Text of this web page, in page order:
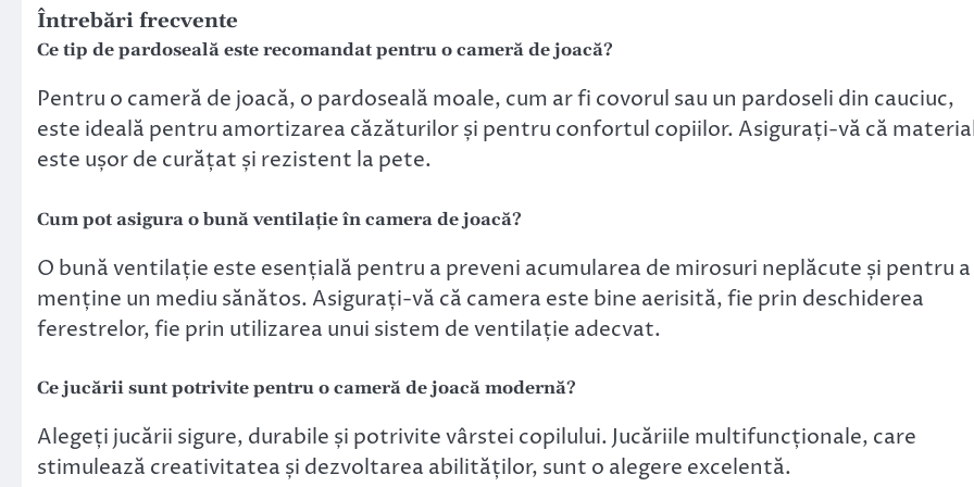
Întrebări frecvente
Ce tip de pardoseală este recomandat pentru o cameră de joacă?
Pentru o cameră de joacă, o pardoseală moale, cum ar fi covorul sau un pardoseli din cauciuc,
este ideală pentru amortizarea căzăturilor și pentru confortul copiilor. Asigurați-vă că
este ușor de curățat și rezistent la pete.
Cum pot asigura o bună ventilație în camera de joacă?
O bună ventilație este esențială pentru a preveni acumularea de mirosuri neplăcute și pentru a
menține un mediu sănătos. Asigurați-vă că camera este bine aerisită, fie prin deschiderea
ferestrelor, fie prin utilizarea unui sistem de ventilație adecvat.
Ce jucării sunt potrivite pentru o cameră de joacă modernă?
Alegeți jucării sigure, durabile și potrivite vârstei copilului. Jucăriile multifuncționale, care
stimulează creativitatea și dezvoltarea abilităților, sunt o alegere excelentă.